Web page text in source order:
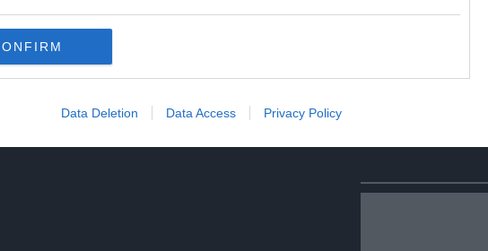
Data Deletion Data Access Privacy Policy